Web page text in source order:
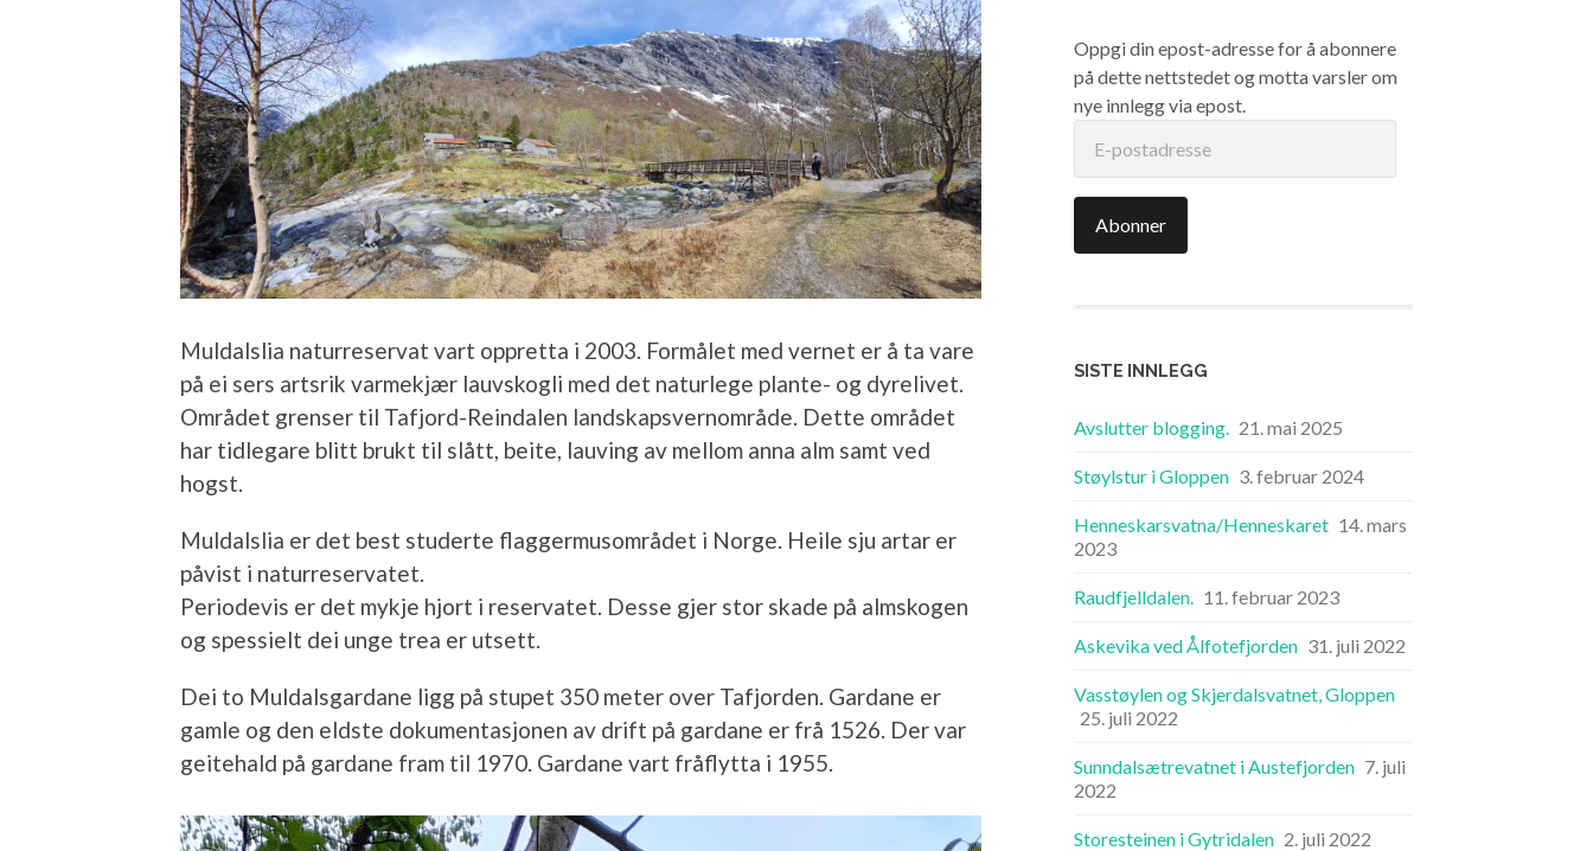
Muldalslia naturreservat vart oppretta i 2003. Formålet med vernet er å ta vare
på ei sers artsrik varmekjær lauvskogli med det naturlege plante- og dyrelivet.
Området grenser til Tafjord-Reindalen landskapsvernområde. Dette området
har tidlegare blitt brukt til slått, beite, lauving av mellom anna alm samt ved
hogst.
Muldalslia er det best studerte flaggermusområdet i Norge. Heile sju artar er
påvist i naturreservatet.
Periodevis er det mykje hjort i reservatet. Desse gjer stor skade på almskogen
og spessielt dei unge trea er utsett.
Dei to Muldalsgardane ligg på stupet 350 meter over Tafjorden. Gardane er
gamle og den eldste dokumentasjonen av drift på gardane er frå 1526. Der var
geitehald på gardane fram til 1970. Gardane vart fråflytta i 1955.
Oppgi din epost-adresse for å abonnere
på dette nettstedet og motta varsler om
nye innlegg via epost.
postadresse
Abonner
SISTE INNLEGG
Avslutter blogging. 21. mai 2025
Støylstur i Gloppen 3. februar 2024
Henneskarsvatna/Henneskaret 14. mars
2023
Raudfjelldalen. 11. februar 2023
Askevika ved Ålfotefjorden 31. juli 2022
Vasstøylen og Skjerdalsvatnet, Gloppen
25. juli 2022
Sunndalsætrevatnet i Austefjorden 7. juli
2022
Storesteinen i Gytridalen 2. juli 2022